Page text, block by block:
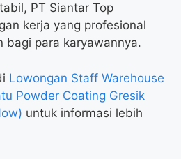
PT Siantar Top
kerja yang profesional
bagi para karyawannya.
Lowongan Staff Warehouse
Powder Coating Gresik
untuk informasi lebih